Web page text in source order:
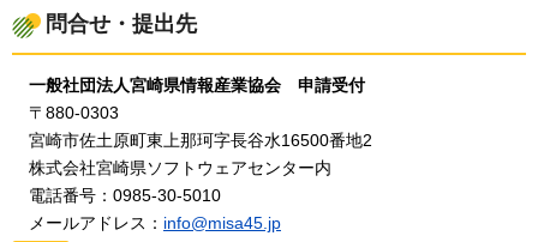
問合せ・提出先
一般社団法人宮崎県情報産業協会 申請受付
〒 880-0303
宮崎市佐土原町東上那珂字長谷水16500番地2
株式会社宮崎県ソフトウェアセンター内
電話番号：0985-30-5010
メールアドレス： info@misa45.jp